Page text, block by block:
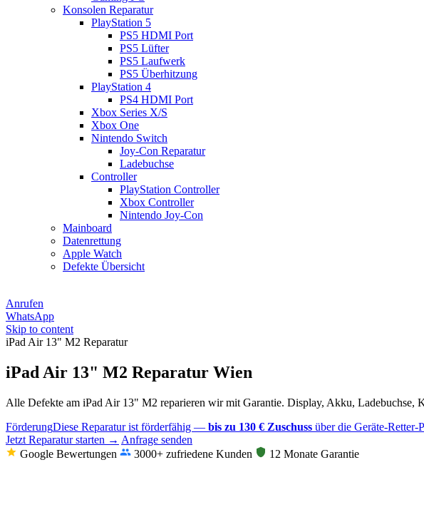
Konsolen Reparatur
PlayStation 5
PS5 HDMI Port
PS5 Lüfter
PS5 Laufwerk
PS5 Überhitzung
PlayStation 4
PS4 HDMI Port
Xbox Series X/S
Xbox One
Nintendo Switch
Joy-Con Reparatur
Ladebuchse
Controller
PlayStation Controller
Xbox Controller
Nintendo Joy-Con
Mainboard
Datenrettung
Apple Watch
Defekte Übersicht
Anrufen
WhatsApp
Skip to content
iPad Air 13" M2 Reparatur
iPad Air 13" M2 Reparatur Wien
Alle Defekte am iPad Air 13" M2 reparieren wir mit Garantie. Display, Akku, Ladebuchse,
FörderungDiese Reparatur ist förderfähig — bis zu 130 € Zuschuss über die Geräte-Retter-
Jetzt Reparatur starten → Anfrage senden
Google Bewertungen
3000+ zufriedene Kunden 12 Monate Garantie